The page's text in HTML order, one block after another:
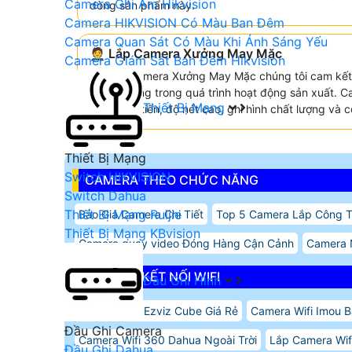
Camera Ghi Âm Hikvision
Camera HIKVISION Có Màu Ban Đêm
Camera Quan Sát Có Màu Khi Ánh Sáng Yếu
Camera Giám Sát Ban Đêm Hikvision
Thiết Bị Mạng
Thiết Bị Mạng
Switch HIKVISION
Switch Dahua
Thiết Bị Mạng Ruijie
Thiết Bị Mạng KBvision
Đầu Ghi Hình
Đầu Ghi Camera
dòng sản phẩm này.
🤵 Lắp Camera Xưởng May Mặc
lắp đặt Camera Xưởng May Mặc chúng tôi cam
và tin tưởng trong quá trình hoạt động sản xuất.
nghệ tiên tiến, độ nét cao, ghi hình chất lượng và
CAMERA THEO CHỨC NĂNG
Báo Giá Camera Chi Tiết Top 5 Camera Lắp Công
Camera quay video Đóng Hàng Cận Cảnh Camera
CAMERA KẾT NỐI WIFI
Camera Wifi Ezviz Cube Giá Rẻ Camera Wifi Imou
Camera Wifi 360 Dahua Ngoài Trời Lắp Camera